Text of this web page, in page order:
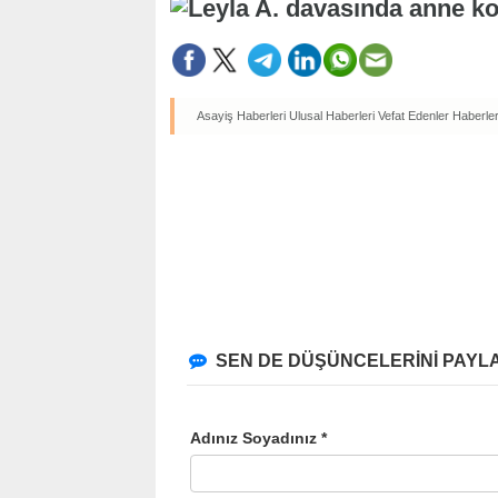
Asayiş Haberleri Ulusal Haberleri Vefat Edenler
SEN DE DÜŞÜNCELERİNİ
Adınız Soyadınız *